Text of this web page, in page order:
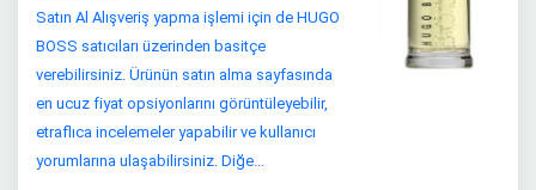
Satın Al Alışveriş yapma işlemi için de HUGO
BOSS satıcıları üzerinden basitçe
verebilirsiniz. Ürünün satın alma sayfasında
en ucuz fiyat opsiyonlarını görüntüleyebilir,
etraflıca incelemeler yapabilir ve kullanıcı
yorumlarına ulaşabilirsiniz. Diğe...